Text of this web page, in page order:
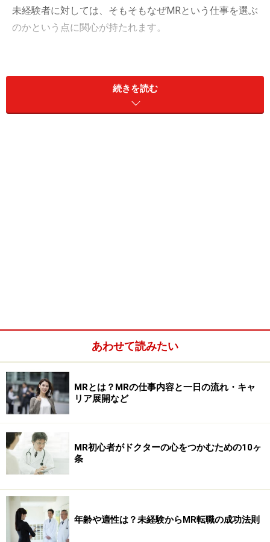
未経験者に対しては、そもそもなぜMRという仕事を選ぶ
のかという点に関心が持たれます。
響を受けにくい製薬業界の安定性や給与水準の高さに魅
力を感じている場合が多いといえます。でも、それだけ
ではMRへの志望動機としては不十分。
業界内の資格制度（MR認定資格制度）もある専門性
の高い営業職である
ドクターの薬物治療のパートナーとして病気で苦し
む人の役に立てる
こうした点に魅力を感じた理由を中心に志望動機をまと
めれば、志望動機の納得性は高まります。あとは応募先
企業に対する志望動機を、経営方針や社内制度、競合他
続きを読む
あわせて読みたい
MRとは？MRの仕事内容と一日の流れ・キャ
リア展開など
MR初心者がドクターの心をつかむための10ヶ
条
年齢や適性は？未経験からMR転職の成功法則